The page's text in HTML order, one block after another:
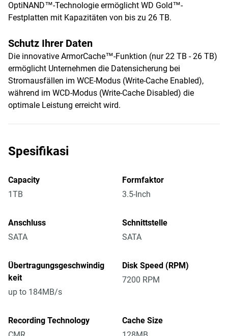
OptiNAND™-Technologie ermöglicht WD Gold™-
Festplatten mit Kapazitäten von bis zu 26 TB.
Schutz Ihrer Daten
Die innovative ArmorCache™-Funktion (nur 22 TB - 26 TB)
ermöglicht Unternehmen die Datensicherung bei
Stromausfällen im WCE-Modus (Write-Cache Enabled),
während im WCD-Modus (Write-Cache Disabled) die
optimale Leistung erreicht wird.
Spesifikasi
Capacity
1TB
Formfaktor
3.5-Inch
Anschluss
SATA
Schnittstelle
SATA
Übertragungsgeschwindig
keit
up to 184MB/s
Disk Speed (RPM)
7200 RPM
Recording Technology
Cache Size